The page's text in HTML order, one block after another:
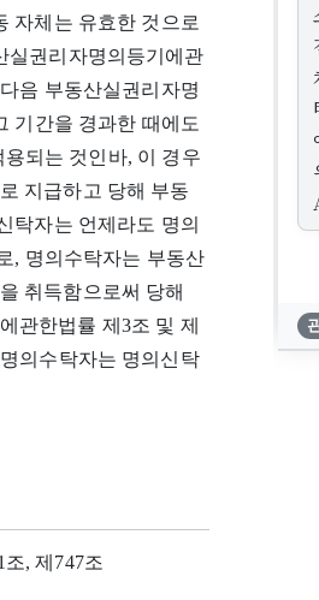
자체는 유효한 것으로
실권리자명의등기에관
음 부동산실권리자명
기간을 경과한 때에도
되는 것인바, 이 경우
지급하고 당해 부동
탁자는 언제라도 명의
, 명의수탁자는 부동산
취득함으로써 당해
관한법률 제3조 및 제
의수탁자는 명의신탁
, 제747조